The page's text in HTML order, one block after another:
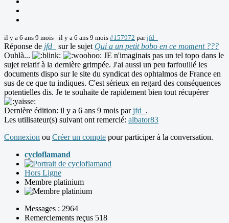
il y a 6 ans 9 mois - il y a 6 ans 9 mois #157972 parjfd_
Réponse de jfd_ sur le sujet Qui a un petit bobo en ce moment ???
Ouhlà...
JE n'imaginais pas un tel topo dans le
sujet relatif à la dernière grimpée. J'ai aussi un peu farfouillé les
documents dispo sur le site du syndicat des ophtalmos de France en
sus de ce que tu indiques. C'est sérieux en regard des conséquences
potentielles dis. Je te souhaite de rapidement bien tout récupérer
Dernière édition: il y a 6 ans 9 mois parjfd_ .
Les utilisateur(s) suivant ont remercié: albator83
Connexion ou Créer un compte pour participer à la conversation.
cycloflamand
Hors Ligne
Membre platinium
Messages : 2964
Remerciements reçus 518